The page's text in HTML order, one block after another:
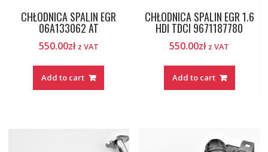
CHŁODNICA SPALIN EGR
06A133062 AT
550.00zł z VAT
Add to cart
CHŁODNICA SPALIN EGR 1.6
HDI TDCI 9671187780
550.00zł z VAT
Add to cart